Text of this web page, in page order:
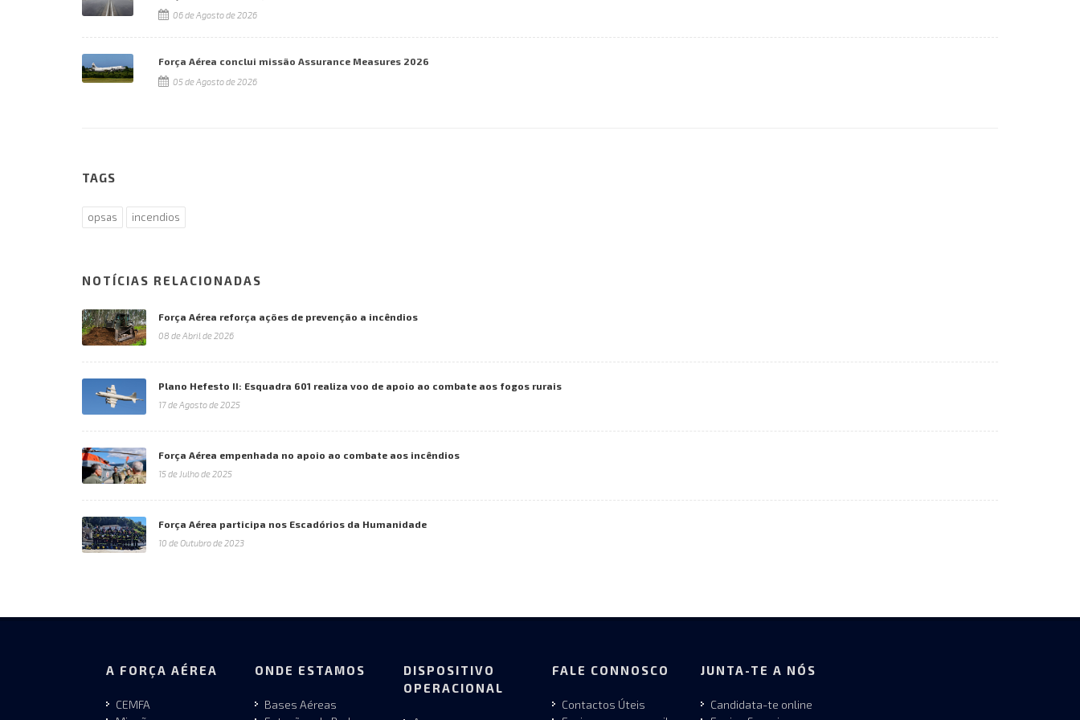
06 de Agosto de 2026
Força Aérea conclui missão Assurance Measures 2026
05 de Agosto de 2026
TAGS
opsas incendios
NOTÍCIAS RELACIONADAS
Força Aérea reforça ações de prevenção a incêndios
08 de Abril de 2026
Plano Hefesto II: Esquadra 601 realiza voo de apoio ao combate aos fogos rurais
17 de Agosto de 2025
Força Aérea empenhada no apoio ao combate aos incêndios
15 de Julho de 2025
Força Aérea participa nos Escadórios da Humanidade
10 de Outubro de 2023
A FORÇA AÉREA
CEMFA
ONDE ESTAMOS
Bases Aéreas
DISPOSITIVO
OPERACIONAL
FALE CONNOSCO
Contactos Úteis
JUNTA-TE A NÓS
Candidata-te online